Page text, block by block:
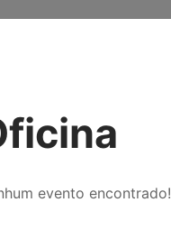
evento encontrado!